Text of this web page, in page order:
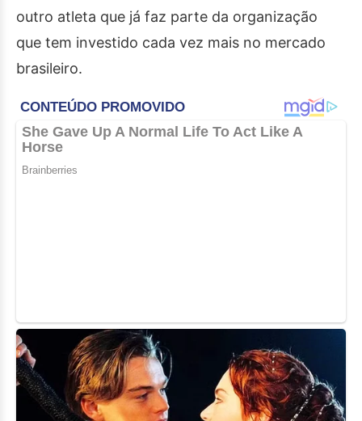
outro atleta que já faz parte da organização
que tem investido cada vez mais no mercado
brasileiro.